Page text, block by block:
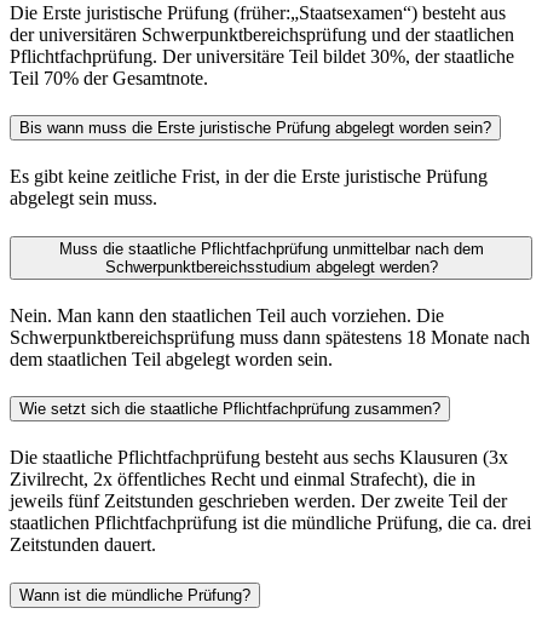
Die Erste juristische Prüfung (früher:„Staatsexamen“) besteht aus
der universitären Schwerpunktbereichsprüfung und der staatlichen
Pflichtfachprüfung. Der universitäre Teil bildet 30%, der staatliche
Teil 70% der Gesamtnote.
Bis wann muss die Erste juristische Prüfung abgelegt worden sein?
Es gibt keine zeitliche Frist, in der die Erste juristische Prüfung
abgelegt sein muss.
Muss die staatliche Pflichtfachprüfung unmittelbar nach dem
Schwerpunktbereichsstudium abgelegt werden?
Nein. Man kann den staatlichen Teil auch vorziehen. Die
Schwerpunktbereichsprüfung muss dann spätestens 18 Monate nach
dem staatlichen Teil abgelegt worden sein.
Wie setzt sich die staatliche Pflichtfachprüfung zusammen?
Die staatliche Pflichtfachprüfung besteht aus sechs Klausuren (3x
Zivilrecht, 2x öffentliches Recht und einmal Strafecht), die in
jeweils fünf Zeitstunden geschrieben werden. Der zweite Teil der
staatlichen Pflichtfachprüfung ist die mündliche Prüfung, die ca. drei
Zeitstunden dauert.
Wann ist die mündliche Prüfung?